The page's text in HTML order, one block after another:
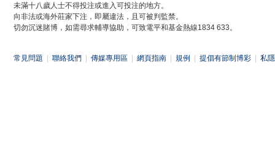
未滿十八歲人士不得投注或進入可投注的地方。
向非法或海外莊家下注，即屬違法，且可被判監禁。
切勿沉迷賭博，如需尋求輔導協助，可致電平和基金熱線1834 633。
常見問題 聯絡我們 傳媒專用區 網頁指南 規例 提倡有節制博彩 私